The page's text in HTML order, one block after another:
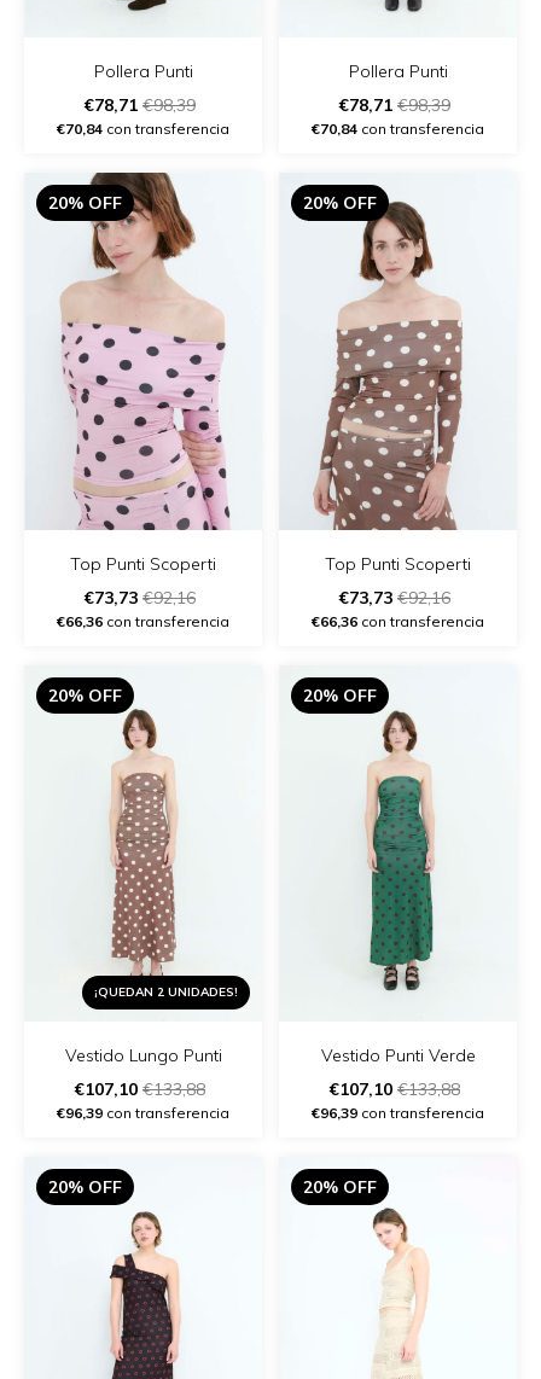
Pollera Punti
€78,71 €98,39
€70,84 con transferencia
Pollera Punti
€78,71 €98,39
€70,84 con transferencia
20% OFF
Top Punti Scoperti
€73,73 €92,16
€66,36 con transferencia
20% OFF
Top Punti Scoperti
€73,73 €92,16
€66,36 con transferencia
20% OFF
¡QUEDAN 2 UNIDADES!
Vestido Lungo Punti
€107,10 €133,88
€96,39 con transferencia
20% OFF
Vestido Punti Verde
€107,10 €133,88
€96,39 con transferencia
20% OFF 20% OFF